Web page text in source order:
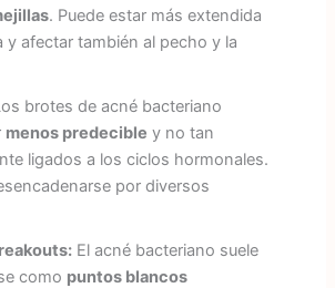
. Puede estar más extendida
y afectar también al pecho y la
brotes de acné bacteriano
menos predecible y no tan
ligados a los ciclos hormonales.
por diversos
El acné bacteriano suele
como puntos blancos